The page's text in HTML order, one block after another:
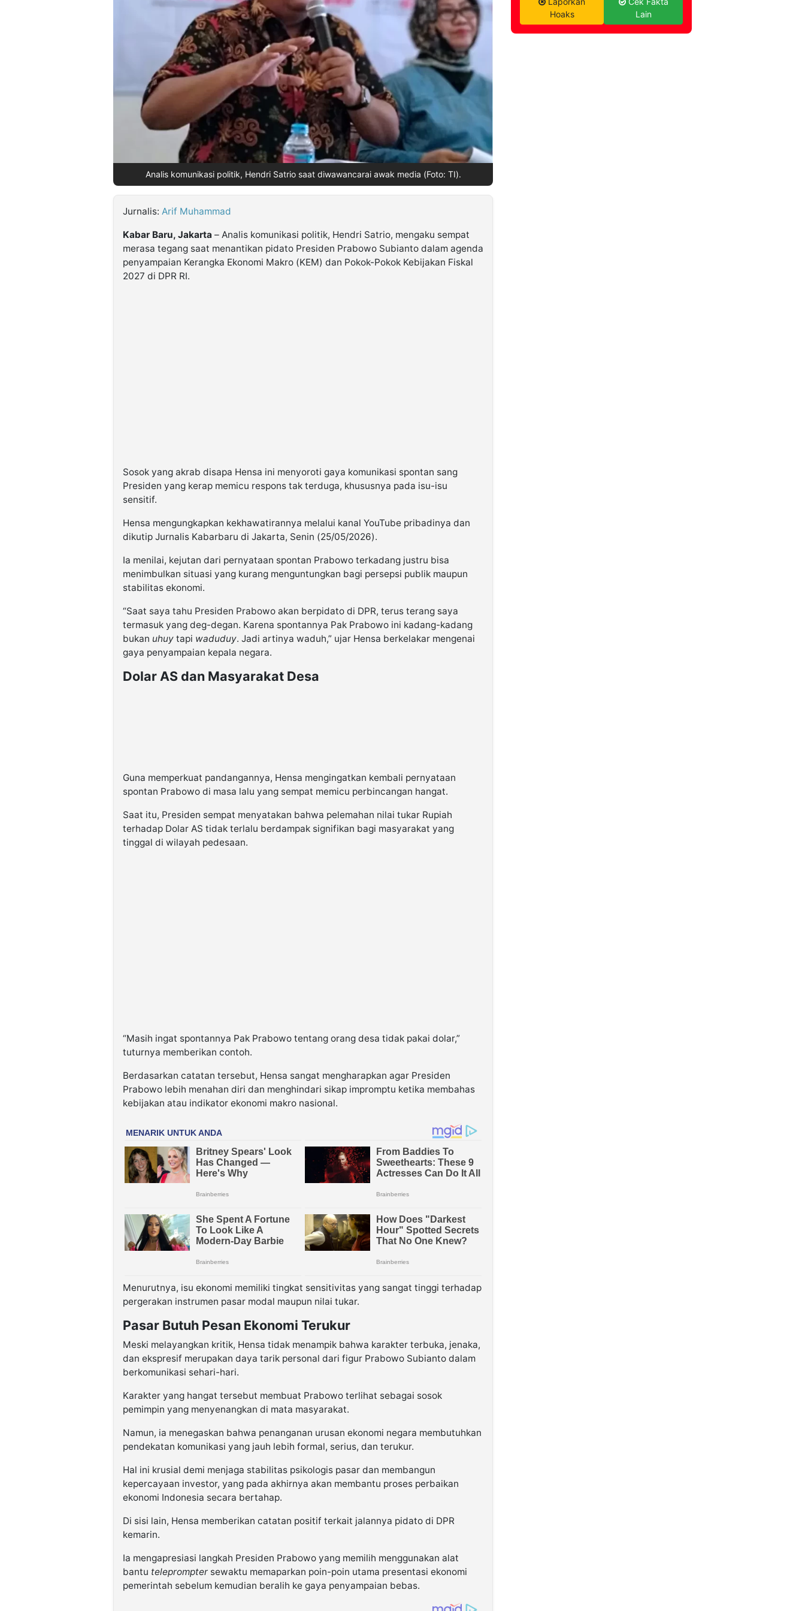
Analis komunikasi politik, Hendri Satrio saat diwawancarai awak media (Foto: TI).
Jurnalis: Arif Muhammad
Kabar Baru, Jakarta – Analis komunikasi politik, Hendri Satrio, mengaku sempat
merasa tegang saat menantikan pidato Presiden Prabowo Subianto dalam agenda
penyampaian Kerangka Ekonomi Makro (KEM) dan Pokok-Pokok Kebijakan Fiskal
2027 di DPR RI.
Sosok yang akrab disapa Hensa ini menyoroti gaya komunikasi spontan sang
Presiden yang kerap memicu respons tak terduga, khususnya pada isu-isu
sensitif.
Hensa mengungkapkan kekhawatirannya melalui kanal YouTube pribadinya dan
dikutip Jurnalis Kabarbaru di Jakarta, Senin (25/05/2026).
Ia menilai, kejutan dari pernyataan spontan Prabowo terkadang justru bisa
menimbulkan situasi yang kurang menguntungkan bagi persepsi publik maupun
stabilitas ekonomi.
“Saat saya tahu Presiden Prabowo akan berpidato di DPR, terus terang saya
termasuk yang deg-degan. Karena spontannya Pak Prabowo ini kadang-kadang
bukan uhuy tapi waduduy. Jadi artinya waduh,” ujar Hensa berkelakar mengenai
gaya penyampaian kepala negara.
Dolar AS dan Masyarakat Desa
Guna memperkuat pandangannya, Hensa mengingatkan kembali pernyataan
spontan Prabowo di masa lalu yang sempat memicu perbincangan hangat.
Saat itu, Presiden sempat menyatakan bahwa pelemahan nilai tukar Rupiah
terhadap Dolar AS tidak terlalu berdampak signifikan bagi masyarakat yang
tinggal di wilayah pedesaan.
“Masih ingat spontannya Pak Prabowo tentang orang desa tidak pakai dolar,”
tuturnya memberikan contoh.
Berdasarkan catatan tersebut, Hensa sangat mengharapkan agar Presiden
Prabowo lebih menahan diri dan menghindari sikap impromptu ketika membahas
kebijakan atau indikator ekonomi makro nasional.
Menurutnya, isu ekonomi memiliki tingkat sensitivitas yang sangat tinggi terhadap
pergerakan instrumen pasar modal maupun nilai tukar.
Pasar Butuh Pesan Ekonomi Terukur
Meski melayangkan kritik, Hensa tidak menampik bahwa karakter terbuka, jenaka,
dan ekspresif merupakan daya tarik personal dari figur Prabowo Subianto dalam
berkomunikasi sehari-hari.
Karakter yang hangat tersebut membuat Prabowo terlihat sebagai sosok
pemimpin yang menyenangkan di mata masyarakat.
Namun, ia menegaskan bahwa penanganan urusan ekonomi negara membutuhkan
pendekatan komunikasi yang jauh lebih formal, serius, dan terukur.
Hal ini krusial demi menjaga stabilitas psikologis pasar dan membangun
kepercayaan investor, yang pada akhirnya akan membantu proses perbaikan
ekonomi Indonesia secara bertahap.
Di sisi lain, Hensa memberikan catatan positif terkait jalannya pidato di DPR
kemarin.
Ia mengapresiasi langkah Presiden Prabowo yang memilih menggunakan alat
bantu teleprompter sewaktu memaparkan poin-poin utama presentasi ekonomi
pemerintah sebelum kemudian beralih ke gaya penyampaian bebas.
Hoaks
Lain